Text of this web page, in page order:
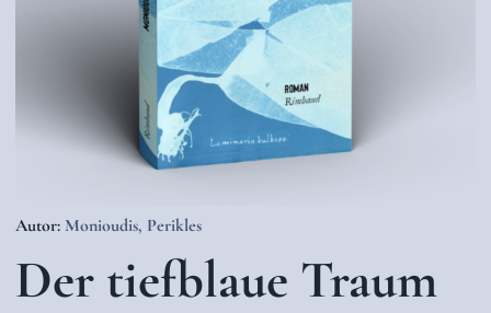
Autor: Monioudis, Perikles
Der tiefblaue Traum